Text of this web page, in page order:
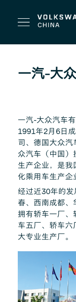
一汽-大
一汽-大众汽车
1991年2月6日
司、德国大众汽
众汽车（中国）
生产企业，是我
化乘用车生产企
经过近30年的
春、西南成都、
拥有轿车一厂、
车五厂、轿车六
大专业生产厂。